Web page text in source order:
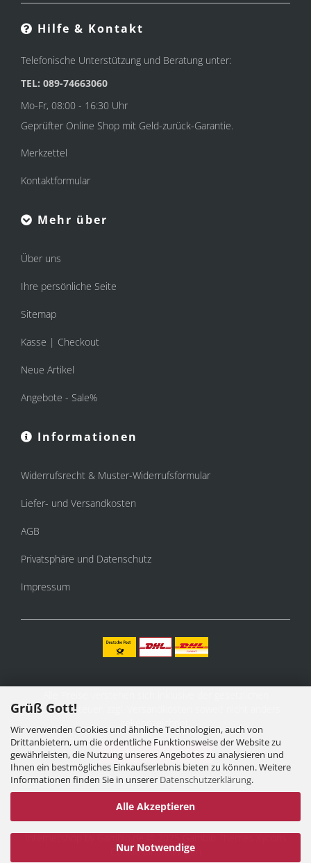
Grüß Gott!
Wir verwenden Cookies und ähnliche Technologien, auch von
Drittanbietern, um die ordentliche Funktionsweise der Website zu
gewährleisten, die Nutzung unseres Angebotes zu analysieren und
Ihnen ein bestmögliches Einkaufserlebnis bieten zu können. Weitere
Informationen finden Sie in unserer Datenschutzerklärung.
Alle Akzeptieren
Nur Notwendige
Hilfe & Kontakt
Telefonische Unterstützung und Beratung unter:
TEL: 089-74663060
Mo-Fr, 08:00 - 16:30 Uhr
Geprüfter Online Shop mit Geld-zurück-Garantie.
Merkzettel
Kontaktformular
Mehr über
Über uns
Ihre persönliche Seite
Sitemap
Kasse | Checkout
Neue Artikel
Angebote - Sale%
Informationen
Widerrufsrecht & Muster-Widerrufsformular
Liefer- und Versandkosten
AGB
Privatsphäre und Datenschutz
Impressum
Mehrwertsteuer, zzgl.
gekennzeichnet.
Vertrag widerrufen
Internetshopby Gambio.de © 2025 Gambio ThemesXycons
Cookie Einstellungen